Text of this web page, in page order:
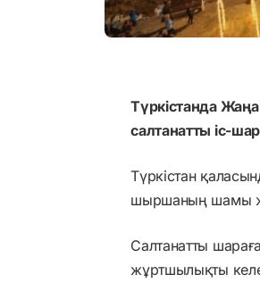
Түркістанда
салтанатты іс-
Түркістан
шыршаның шамы
Салтанатты
жұртшылықты